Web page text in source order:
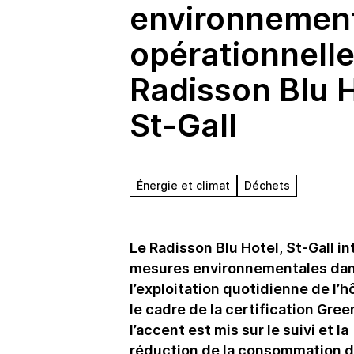
Radisson Blu
St-Gall
Énergie et climat Déchets
Le Radisson Blu Hotel, St-Gall
mesures environnementales
l’exploitation quotidienne de
le cadre de la certification
l’accent est mis sur le suivi et la
réduction de la consommation